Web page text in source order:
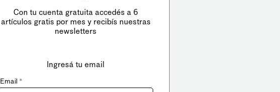
Con tu cuenta gratuita accedés a 6
artículos gratis por mes y recibís nuestras
newsletters
Ingresá tu email
Email *